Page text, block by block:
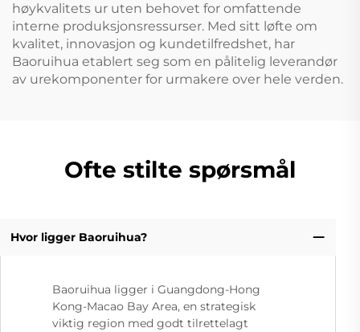
høykvalitets ur uten behovet for omfattende
interne produksjonsressurser. Med sitt løfte om
kvalitet, innovasjon og kundetilfredshet, har
Baoruihua etablert seg som en pålitelig leverandør
av urekomponenter for urmakere over hele verden.
Ofte stilte spørsmål
Hvor ligger Baoruihua?
Baoruihua ligger i Guangdong-Hong
Kong-Macao Bay Area, en strategisk
viktig region med godt tilrettelagt